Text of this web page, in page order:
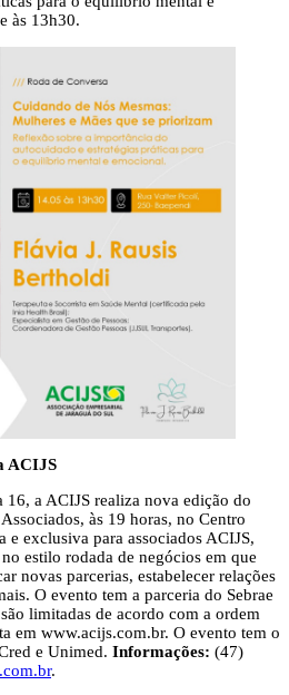
às 13h30.
ACIJS
16, a ACIJS realiza nova edição do
às 19 horas, no Centro
e exclusiva para associados ACIJS,
estilo rodada de negócios em que
novas parcerias, estabelecer relações
O evento tem a parceria do Sebrae
limitadas de acordo com a ordem
em www.acijs.com.br. O evento tem o
e Unimed. Informações: (47)
.